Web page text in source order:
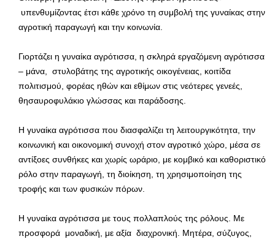
υπενθυμίζοντας έτσι κάθε χρόνο τη συμβολή της γυναίκας στην
αγροτική παραγωγή και την κοινωνία.
Γιορτάζει η γυναίκα αγρότισσα, η σκληρά εργαζόμενη αγρότισσα
– μάνα, στυλοβάτης της αγροτικής οικογένειας, κοιτίδα
πολιτισμού, φορέας ηθών και εθίμων στις νεότερες γενεές,
θησαυροφυλάκιο γλώσσας και παράδοσης.
Η γυναίκα αγρότισσα που διασφαλίζει τη λειτουργικότητα, την
κοινωνική και οικονομική συνοχή στον αγροτικό χώρο, μέσα σε
αντίξοες συνθήκες και χωρίς ωράριο, με κομβικό και καθοριστικό
ρόλο στην παραγωγή, τη διοίκηση, τη χρησιμοποίηση της
τροφής και των φυσικών πόρων.
Η γυναίκα αγρότισσα με τους πολλαπλούς της ρόλους. Με
προσφορά μοναδική, με αξία διαχρονική. Μητέρα, σύζυγος,